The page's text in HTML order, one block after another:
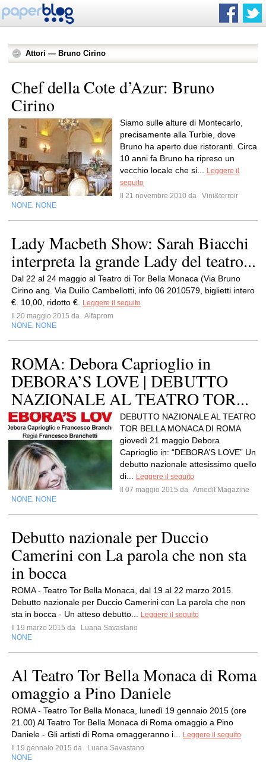
Attori — Bruno Cirino
Chef della Cote d’Azur: Bruno
Cirino
Siamo sulle alture di Montecarlo,
precisamente alla Turbie, dove
Bruno ha aperto due ristoranti. Circa
10 anni fa Bruno ha ripreso un
vecchio locale che si...
Leggere il
seguito
Il 21 novembre 2010 da
Vini&terroir
NONE NONE
Lady Macbeth Show: Sarah Biacchi
interpreta la grande Lady del teatro...
Dal 22 al 24 maggio al Teatro di Tor Bella Monaca (Via Bruno
Cirino ang. Via Duilio Cambellotti, info 06 2010579, biglietti intero
€. 10,00, ridotto €.
Leggere il seguito
Il 20 maggio 2015 da Alfaprom
NONE NONE
ROMA: Debora Caprioglio in
DEBORA’S LOVE | DEBUTTO
NAZIONALE AL TEATRO TOR...
DEBUTTO NAZIONALE AL TEATRO
TOR BELLA MONACA DI ROMA
giovedì 21 maggio Debora
Caprioglio in: “DEBORA’S LOVE” Un
debutto nazionale attesissimo quello
di...
Leggere il seguito
Il 07 maggio 2015 da Amedit Magazine
NONE NONE
Debutto nazionale per Duccio
Camerini con La parola che non sta
in bocca
ROMA - Teatro Tor Bella Monaca, dal 19 al 22 marzo 2015.
Debutto nazionale per Duccio Camerini con La parola che non
sta in bocca - Un atteso debutto...
Leggere il seguito
Il 19 marzo 2015 da
Luana Savastano
NONE
Al Teatro Tor Bella Monaca di Roma
omaggio a Pino Daniele
ROMA - Teatro Tor Bella Monaca, lunedì 19 gennaio 2015 (ore
21.00) Al Teatro Tor Bella Monaca di Roma omaggio a Pino
Daniele - Gli artisti di Roma omaggeranno i...
Leggere il seguito
Il 19 gennaio 2015 da
Luana Savastano
NONE